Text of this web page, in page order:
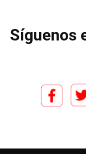
Síguenos